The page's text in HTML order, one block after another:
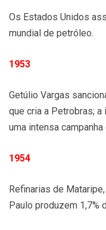
Os Estados Unidos
mundial de petróleo.
1953
Getúlio Vargas
que cria a Petrobras;
uma intensa
1954
Refinarias de
Paulo produzem 1,7%